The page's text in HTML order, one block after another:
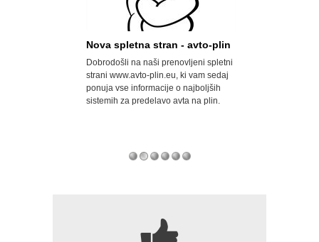
Nova spletna stran - avto-plin
Dobrodošli na naši prenovljeni spletni
strani www.avto-plin.eu, ki vam sedaj
ponuja vse informacije o najboljših
sistemih za predelavo avta na plin.